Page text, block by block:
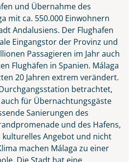
und Übernahme des
mit ca. 550.000 Einwohnern
Andalusiens. Der Flughafen
Eingangstor der Provinz und
Passagieren im Jahr auch
Flughäfen in Spanien. Málaga
20 Jahren extrem verändert.
betrachtet,
für Übernachtungsgäste
Sanierungen des
und des Hafens,
kulturelles Angebot und nicht
machen Málaga zu einer
Die Stadt hat eine